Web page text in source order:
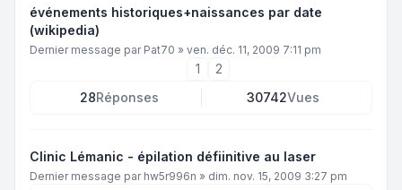
événements historiques+naissances par date
(wikipedia)
Dernier message par Pat70 » ven. déc. 11, 2009 7:11 pm
1
2
28Réponses 30742Vues
Clinic Lémanic - épilation défiinitive au laser
Dernier message par hw5r996n » dim. nov. 15, 2009 3:27 pm